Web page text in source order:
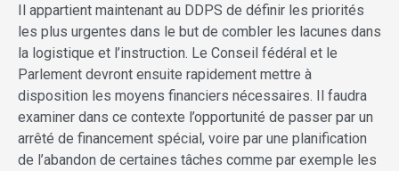
Il appartient maintenant au DDPS de définir les priorités
les plus urgentes dans le but de combler les lacunes dans
la logistique et l’instruction. Le Conseil fédéral et le
Parlement devront ensuite rapidement mettre à
disposition les moyens financiers nécessaires. Il faudra
examiner dans ce contexte l’opportunité de passer par un
arrêté de financement spécial, voire par une planification
de l’abandon de certaines tâches comme par exemple les